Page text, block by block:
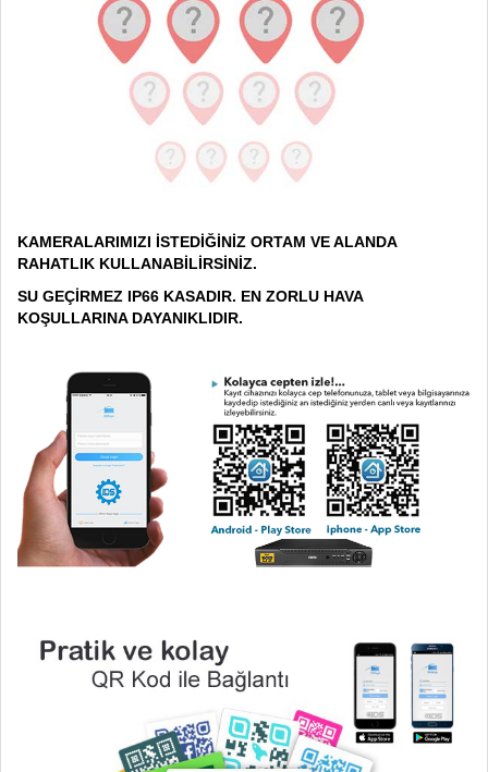
KAMERALARIMIZI İSTEDİĞİNİZ ORTAM VE ALANDA
RAHATLIK KULLANABİLİRSİNİZ.
SU GEÇİRMEZ IP66 KASADIR. EN ZORLU HAVA
KOŞULLARINA DAYANIKLIDIR.